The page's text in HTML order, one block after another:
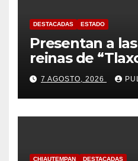
DESTACADAS ESTADO
Presentan a
reinas de
de Ferias 2026:
Tlaxcalteca”
7 AGOSTO, 2026
CHIAUTEMPAN DESTACADAS